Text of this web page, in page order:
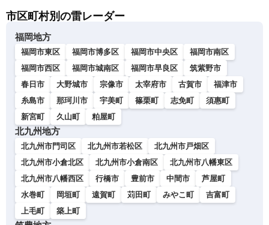
市区町村別の雷レーダー
福岡地方
福岡市東区 福岡市博多区 福岡市中央区
福岡市南区
福岡市西区
福岡市城南区 福岡市早良区
筑紫野市
春日市
大野城市 宗像市 太宰府市 古賀市
福津市
糸島市
那珂川市 宇美町 篠栗町 志免町
須惠町
新宮町
久山町 粕屋町
北九州地方
北九州市門司区 北九州市若松区
北九州市戸畑区
北九州市小倉北区
北九州市小倉南区
北九州市八幡東区
北九州市八幡西区
行橋市 豊前市 中間市
芦屋町
水巻町
岡垣町 遠賀町 苅田町 みやこ町
吉富町
上毛町
築上町